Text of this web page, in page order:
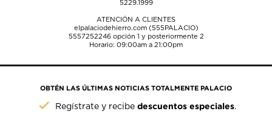
5229.1999
ATENCIÓN A CLIENTES
elpalaciodehierro.com (555PALACIO)
5557252246opción 1 y posteriormente 2
Horario: 09:00am a 21:00pm
OBTÉN LAS ÚLTIMAS NOTICIAS TOTALMENTE PALACIO
Regístrate y recibedescuentos especiales.